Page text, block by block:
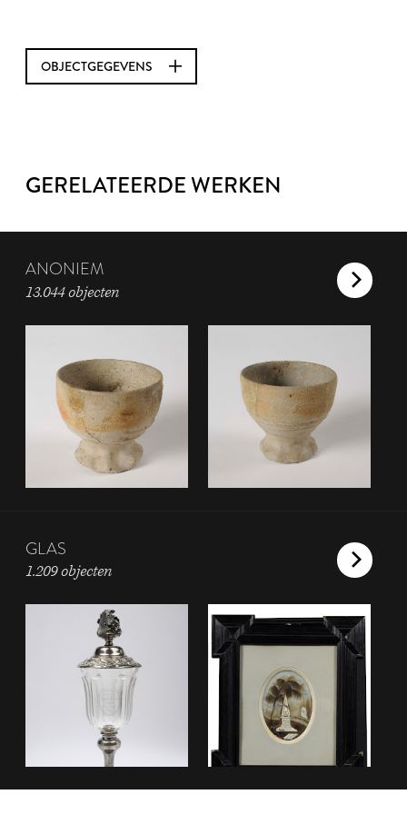
OBJECTGEGEVENS
GERELATEERDE WERKEN
ANONIEM
13.044 objecten
GLAS
1.209 objecten